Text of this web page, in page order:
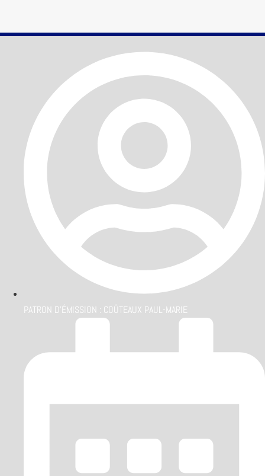
PATRON D'ÉMISSION : COÛTEAUX PAUL-MARIE